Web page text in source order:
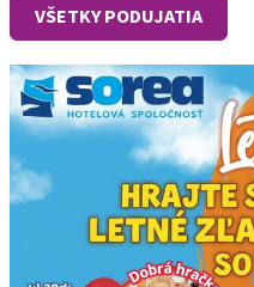
VŠETKY PODUJATIA